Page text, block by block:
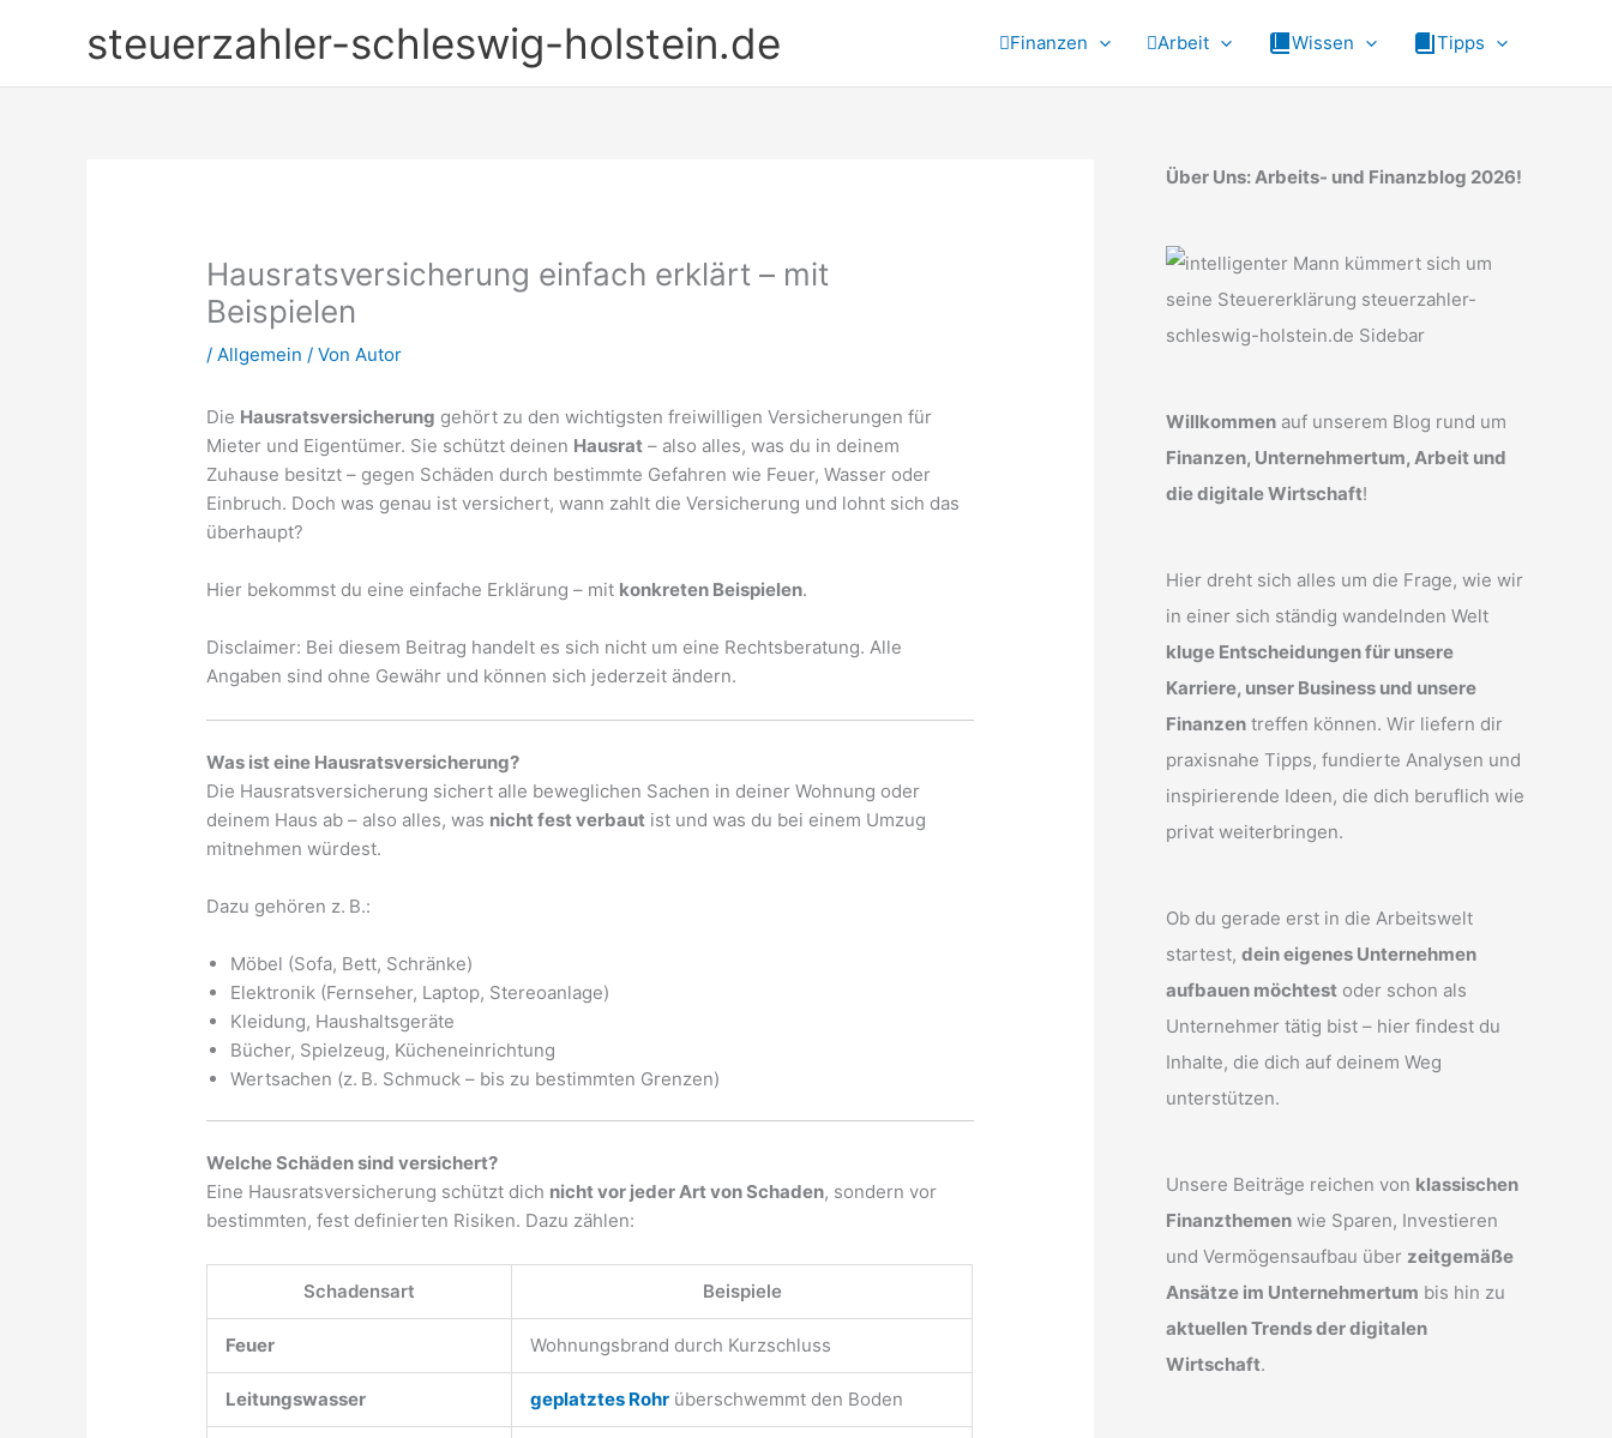
steuerzahler-schleswig-holstein.de Finanzen Arbeit Wissen Tipps
Hausratsversicherung einfach erklärt – mit
Beispielen
/Allgemein / VonAutor
Die Hausratsversicherung gehört zu den wichtigsten freiwilligen Versicherungen für
Mieter und Eigentümer. Sie schützt deinen Hausrat – also alles, was du in deinem
Zuhause besitzt – gegen Schäden durch bestimmte Gefahren wie Feuer, Wasser oder
Einbruch. Doch was genau ist versichert, wann zahlt die Versicherung und lohnt sich das
überhaupt?
Hier bekommst du eine einfache Erklärung – mit konkreten Beispielen.
Disclaimer: Bei diesem Beitrag handelt es sich nicht um eine Rechtsberatung. Alle
Angaben sind ohne Gewähr und können sich jederzeit ändern.
Was ist eine Hausratsversicherung?
Die Hausratsversicherung sichert alle beweglichen Sachen in deiner Wohnung oder
deinem Haus ab – also alles, was nicht fest verbaut ist und was du bei einem Umzug
mitnehmen würdest.
Dazu gehören z. B.:
Möbel (Sofa, Bett, Schränke)
Elektronik (Fernseher, Laptop, Stereoanlage)
Kleidung, Haushaltsgeräte
Bücher, Spielzeug, Kücheneinrichtung
Wertsachen (z. B. Schmuck – bis zu bestimmten Grenzen)
Welche Schäden sind versichert?
Eine Hausratsversicherung schützt dich nicht vor jeder Art von Schaden, sondern vor
bestimmten, fest definierten Risiken. Dazu zählen:
Schadensart Beispiele
Feuer Wohnungsbrand durch Kurzschluss
Leitungswasser geplatztes Rohr überschwemmt den Boden
Über Uns: Arbeits- und Finanzblog 2026!
Willkommen auf unserem Blog rund um
Finanzen, Unternehmertum, Arbeit und
die digitale Wirtschaft!
Hier dreht sich alles um die Frage, wie wir
in einer sich ständig wandelnden Welt
kluge Entscheidungen für unsere
Karriere, unser Business und unsere
Finanzen treffen können. Wir liefern dir
praxisnahe Tipps, fundierte Analysen und
inspirierende Ideen, die dich beruflich wie
privat weiterbringen.
Ob du gerade erst in die Arbeitswelt
startest, dein eigenes Unternehmen
aufbauen möchtest oder schon als
Unternehmer tätig bist – hier findest du
Inhalte, die dich auf deinem Weg
unterstützen.
Unsere Beiträge reichen von klassischen
Finanzthemen wie Sparen, Investieren
und Vermögensaufbau über zeitgemäße
Ansätze im Unternehmertum bis hin zu
aktuellen Trends der digitalen
Wirtschaft.